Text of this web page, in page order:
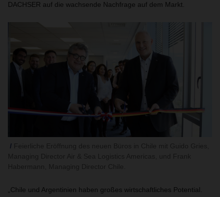
DACHSER auf die wachsende Nachfrage auf dem Markt.
„Chile und Argentinien haben großes wirtschaftliches Potential.